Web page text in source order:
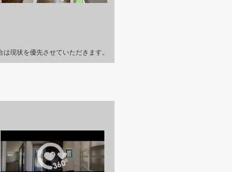
現状を優先させていただきます。